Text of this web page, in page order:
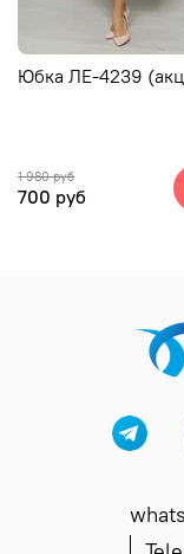
Юбка ЛЕ-4239
1 980 руб
700 руб